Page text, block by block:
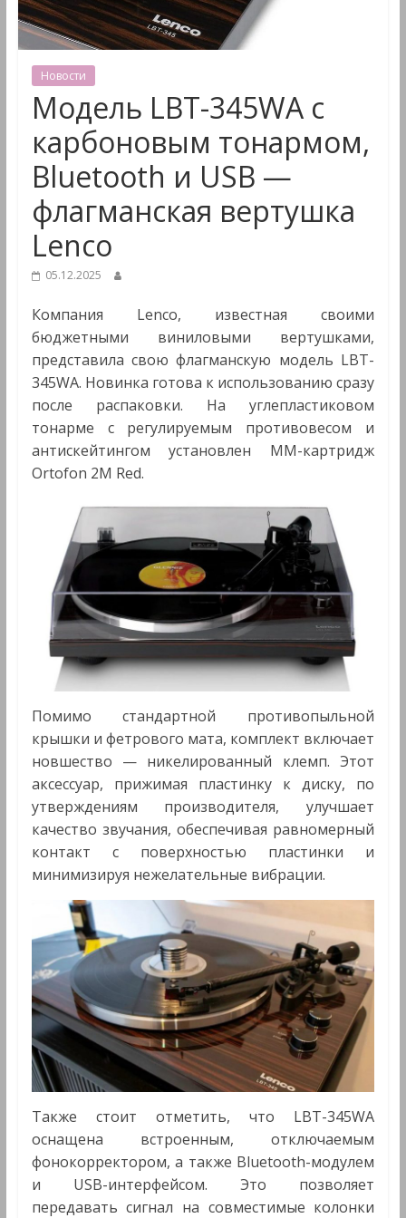
&
Мультимедиа
Новости
Модель LBT-345WA с
карбоновым тонармом,
Bluetooth и USB —
флагманская вертушка
Lenco
05.12.2025
Компания Lenco, известная своими
бюджетными виниловыми вертушками,
представила свою флагманскую модель LBT-
345WA. Новинка готова к использованию сразу
после распаковки. На углепластиковом
тонарме с регулируемым противовесом и
антискейтингом установлен ММ-картридж
Ortofon 2M Red.
Помимо стандартной противопыльной
крышки и фетрового мата, комплект включает
новшество — никелированный клемп. Этот
аксессуар, прижимая пластинку к диску, по
утверждениям производителя, улучшает
качество звучания, обеспечивая равномерный
контакт с поверхностью пластинки и
минимизируя нежелательные вибрации.
Также стоит отметить, что LBT-345WA
оснащена встроенным, отключаемым
фонокорректором, а также Bluetooth-модулем
и USB-интерфейсом. Это позволяет
передавать сигнал на совместимые колонки